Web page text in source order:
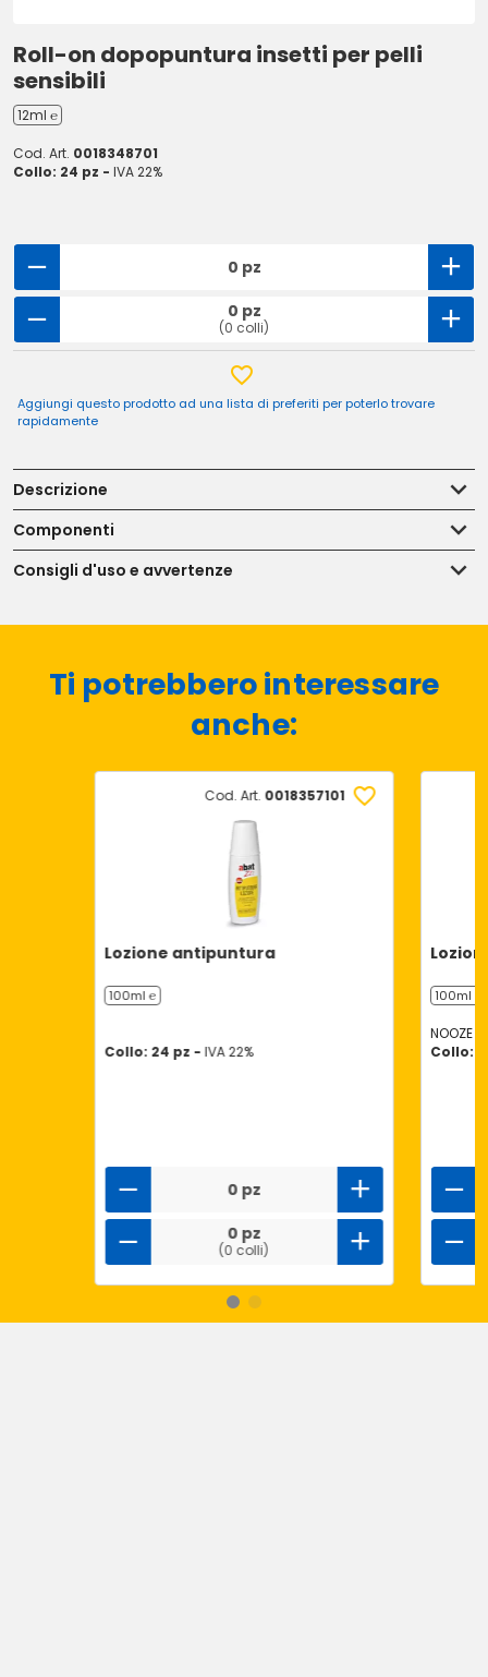
Roll-on dopopuntura insetti per pelli
sensibili
12ml ℮
Cod. Art. 0018348701
Collo: 24 pz - IVA 22%
0 pz
0 pz
(0 colli)
Aggiungi questo prodotto ad una lista di preferiti per poterlo trovare
rapidamente
Descrizione
Componenti
Consigli d'uso e avvertenze
Ti potrebbero interessare
anche:
Cod. Art. 0018357101
Lozione antipuntura
100ml ℮
Collo: 24 pz - IVA 22%
0 pz
0 pz
(0 colli)
100ml ℮
NOOZE
Collo: